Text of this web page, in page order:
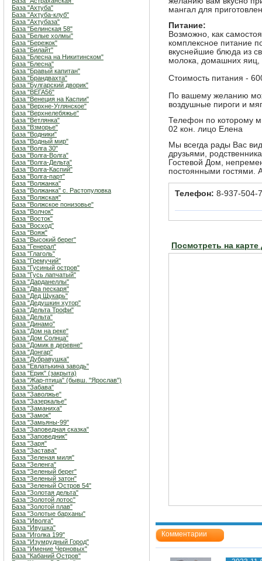
База "Ахтуба"
База "Ахтуба-клуб"
База "Ахтубаза"
База "Белинская 58"
База "Белые холмы"
База "Бережок"
База "Билайт"
База "Блесна на Никитинском"
База "Блесна"
База "Бравый капитан"
База "Брандвахта"
База "Булгарский дворик"
База "ВЕГА56"
База "Венеция на Каспии"
База "Верхне-Углянское"
База "Верхнелебяжье"
База "Ветлянка"
База "Взморье"
База "Водники"
База "Водный мир"
База "Волга 30"
База "Волга-Волга"
База "Волга-Дельта"
База "Волга-Каспий"
База "Волга-парт"
База "Волжанка"
База "Волжанка" с. Растопуловка
База "Волжская"
База "Волжское понизовье"
База "Волчок"
База "Восток"
База "Восход"
База "Вояж"
База "Высокий берег"
База "Генерал"
База "Глаголь"
База "Гремучий"
База "Гусиный остров"
База "Гусь лапчатый"
База "Дарданеллы"
База "Два пескаря"
База "Дед Щукарь"
База "Дедушкин хутор"
База "Дельта Трофи"
База "Дельта"
База "Динамо"
База "Дом на реке"
База "Дом Солнца"
База "Домик в деревне"
База "Донгар"
База "Дубравушка"
База "Евлатькина заводь"
База "Ерик" (закрыта)
База "Жар-птица" (бывш. "Ярослав")
База "Забава"
База "Заволжье"
База "Зазеркалье"
База "Заманиха"
База "Замок"
База "Замьяны-99"
База "Заповедная сказка"
База "Заповедник"
База "Заря"
База "Застава"
База "Зеленая миля"
База "Зеленга"
База "Зеленый берег"
База "Зеленый затон"
База "Зеленый Остров 54"
База "Золотая дельта"
База "Золотой лотос"
База "Золотой плав"
База "Золотые барханы"
База "Иволга"
База "Ивушка"
База "Иголка 199"
База "Изумрудный Город"
База "Имение Черновых"
База "Кабаний Остров"
мангал для
Питание:
Возможно, как
комплексное питание
вкуснейшие блюда из
молока, домашних яиц,
Стоимость питания -
По вашему желанию
воздушные пироги и
Телефон по которому
02 кон. лицо Елена
Мы всегда рады Вас
друзьями,
Гостевой Дом,
постоянными
Телефон: 8-937-504-
Посмотреть на
Комментарии